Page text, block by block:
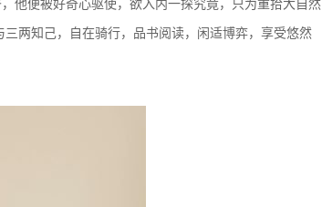
他便被好奇心驱使，欲入内一探究竟，只为重拾大自然
两知己，自在骑行，品书阅读，闲适博弈，享受悠然